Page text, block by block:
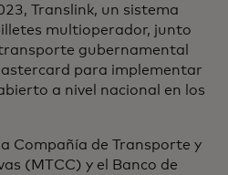
Translink, un sistema
multioperador, junto
gubernamental
para implementar
a nivel nacional en los
Compañía de Transporte y
(MTCC) y el Banco de